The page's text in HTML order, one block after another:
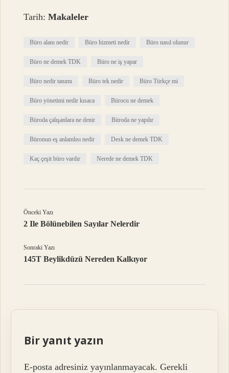
Tarih:Makaleler
Büro alanı nedir Büro hizmeti nedir Büro nasıl olunur
Büro ne demek TDK Büro ne iş yapar
Büro nedir tanımı Büro tek nedir Büro Türkçe mi
Büro yönetimi nedir kısaca Bürocu ne demek
Büroda çalışanlara ne denir Büroda ne yapılır
Büronun eş anlamlısı nedir Desk ne demek TDK
Kaç çeşit büro vardır Nerede ne demek TDK
Önceki Yazı
2 Ile Bölünebilen Sayılar Nelerdir
Sonraki Yazı
145T Beylikdüzü Nereden Kalkıyor
Bir yanıt yazın
E-posta adresiniz yayınlanmayacak. Gerekli